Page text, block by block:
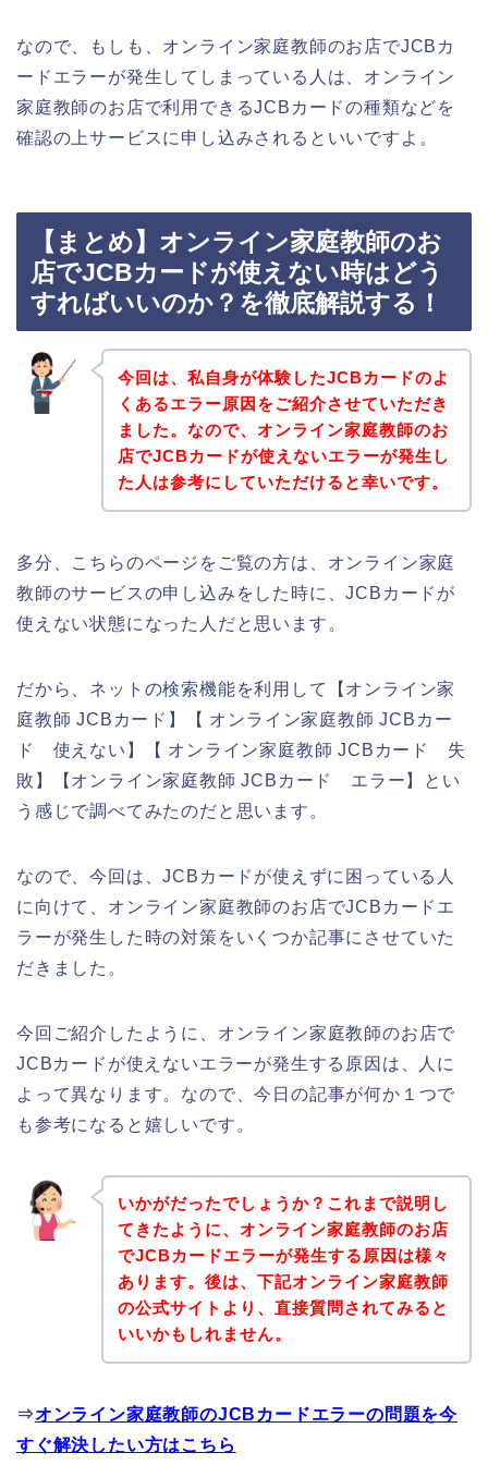
なので、もしも、オンライン家庭教師のお店でJCBカ
ードエラーが発生してしまっている人は、オンライン
家庭教師のお店で利用できるJCBカードの種類などを
確認の上サービスに申し込みされるといいですよ。
【まとめ】オンライン家庭教師のお
店でJCBカードが使えない時はどう
すればいいのか？を徹底解説する！
今回は、私自身が体験したJCBカードのよ
くあるエラー原因をご紹介させていただき
ました。なので、オンライン家庭教師のお
店でJCBカードが使えないエラーが発生し
た人は参考にしていただけると幸いです。
多分、こちらのページをご覧の方は、オンライン家庭
教師のサービスの申し込みをした時に、JCBカードが
使えない状態になった人だと思います。
だから、ネットの検索機能を利用して【オンライン家
庭教師 JCBカード】【 オンライン家庭教師 JCBカー
ド 使えない】【 オンライン家庭教師 JCBカード 失
敗】【オンライン家庭教師 JCBカード エラー】とい
う感じで調べてみたのだと思います。
なので、今回は、JCBカードが使えずに困っている人
に向けて、オンライン家庭教師のお店でJCBカードエ
ラーが発生した時の対策をいくつか記事にさせていた
だきました。
今回ご紹介したように、オンライン家庭教師のお店で
JCBカードが使えないエラーが発生する原因は、人に
よって異なります。なので、今日の記事が何か１つで
も参考になると嬉しいです。
いかがだったでしょうか？これまで説明し
てきたように、オンライン家庭教師のお店
でJCBカードエラーが発生する原因は様々
あります。後は、下記オンライン家庭教師
の公式サイトより、直接質問されてみると
いいかもしれません。
⇒オンライン家庭教師のJCBカードエラーの問題を今
すぐ解決したい方はこちら